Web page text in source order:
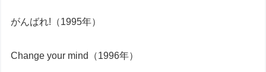
がんばれ!（1995年）
Change your mind（1996年）